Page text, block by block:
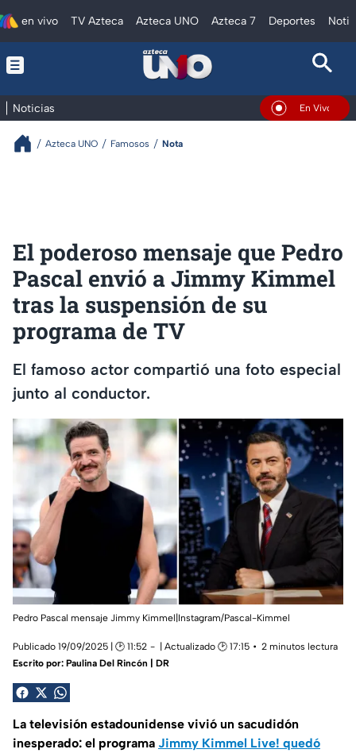
en vivo TV Azteca Azteca UNO Azteca 7 Deportes
Noticias En Vivo
Azteca UNO Famosos Nota
El poderoso mensaje que Pedro
Pascal envió a Jimmy Kimmel
tras la suspensión de su
programa de TV
El famoso actor compartió una foto especial
junto al conductor.
Pedro Pascal mensaje Jimmy Kimmel|Instagram/Pascal-Kimmel
Publicado 19/09/2025 | 🕑 11:52 | Actualizado 🕑 17:15
2 minutos lectura
Escrito por: Paulina Del Rincón | DR
La televisión estadounidense vivió un sacudidón
inesperado: el programa Jimmy Kimmel Live! quedó